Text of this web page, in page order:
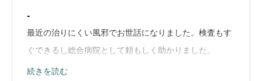
の一言で終わりました。側の看護婦さんからも何のフォ
ローも無かったです。休み明け歯医者に連絡したら、菌
が入るので応急処置しますからすぐ来てくださいと対処
-
最近の治りにくい風邪でお世話になりました。検査もす
ぐできるし総合病院として頼もしく助かりました。
（Google Mapから引用）
続きを読む